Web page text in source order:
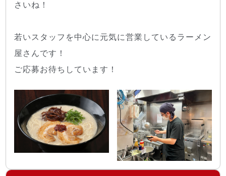
さいね！
若いスタッフを中心に元気に営業しているラーメン
屋さんです！
ご応募お待ちしています！